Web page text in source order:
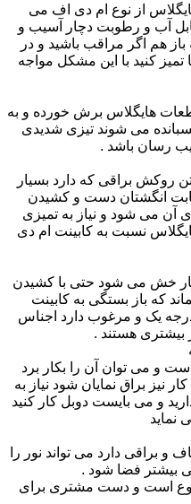
از نوع ام دی اف می
آب و رطوبت دچار آسیب و
هم اگر مراقب باشید و در
کنید با این مشکل مواجه
هایگلاس برش خورده و به
می شوند تیزی شدیدی
رسان باشد .
روکش براقی که دارد بسیار
انگشتان دست و کشیدن
آن می شود و نیاز به تمیزی
نسبت به کابینت ام دی
خش می شود حتی با کشیدن
که باز بستگی به کابینت
یک و مرغوب دارد اجناس
بیشتری هستند .
و می توان آن را بکار برد
نیز براق نمایان شود نیاز به
و می بایست دوبل کار کنید
نماید
براقی دارد می تواند نور را
بیشتر فضا شود .
است و دست مشتری برای